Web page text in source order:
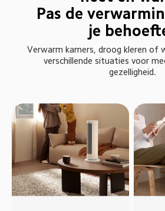
Pas de
je
Verwarm kamers, droog kleren of
verschillende situaties voor
gezelligheid.